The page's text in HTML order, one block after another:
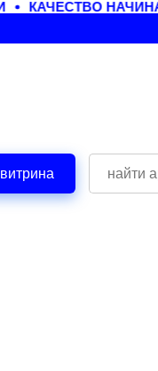
КАЧЕСТВО
витрина